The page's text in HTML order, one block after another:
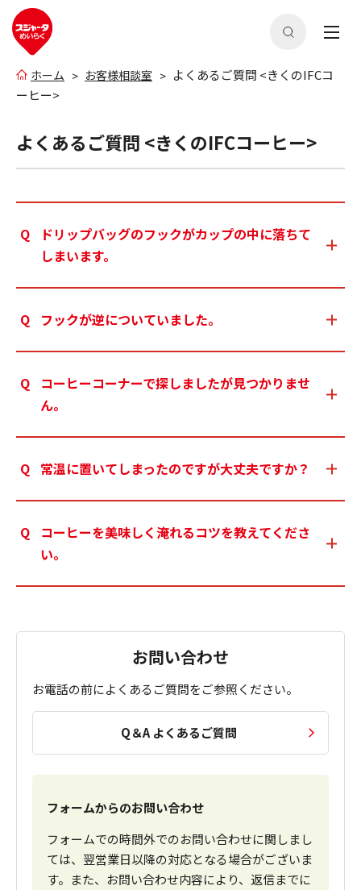
ホーム お客様相談室
よくあるご質問 <きくのIFCコ
ーヒー>
よくあるご質問 <きくのIFCコーヒー>
ドリップバッグのフックがカップの中に落ちて
しまいます。
フックが逆についていました。
コーヒーコーナーで探しましたが見つかりませ
ん。
常温に置いてしまったのですが大丈夫ですか？
コーヒーを美味しく淹れるコツを教えてくださ
い。
お問い合わせ
お電話の前によくあるご質問をご参照ください。
Q＆A よくあるご質問
フォームからのお問い合わせ
フォームでの時間外でのお問い合わせに関しまし
ては、翌営業日以降の対応となる場合がございま
す。また、お問い合わせ内容により、返信までに